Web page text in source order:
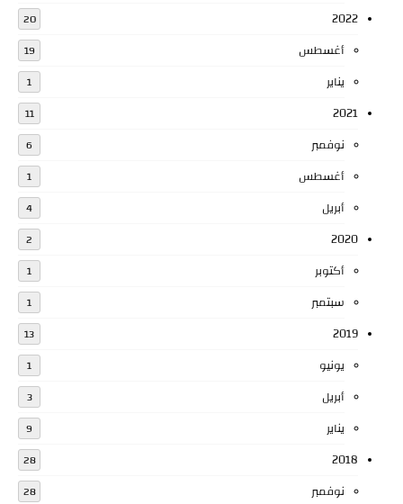
2022
20
أغسطس 19
يناير 1
2021
11
نوفمبر 6
أغسطس 1
أبريل 4
2020
2
أكتوبر 1
سبتمبر 1
2019
13
يونيو 1
أبريل 3
يناير 9
2018
28
نوفمبر 28